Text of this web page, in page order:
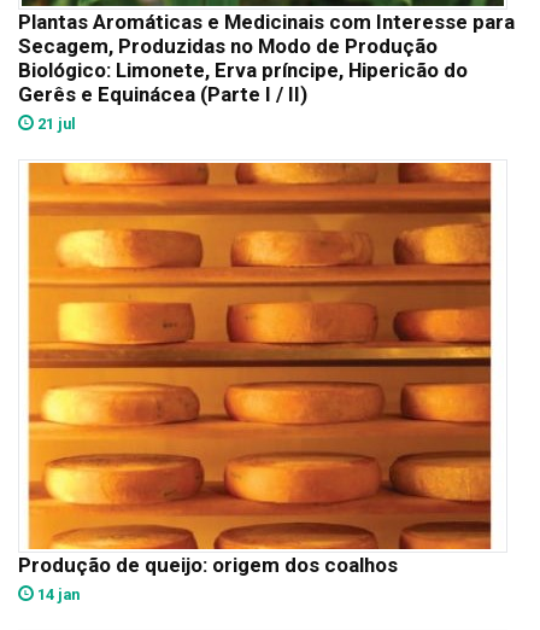
Plantas Aromáticas e Medicinais com Interesse para
Secagem, Produzidas no Modo de Produção
Biológico: Limonete, Erva príncipe, Hipericão do
Gerês e Equinácea (Parte I / II)
21 jul
Produção de queijo: origem dos coalhos
14 jan